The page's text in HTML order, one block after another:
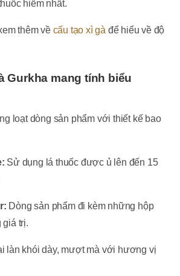
hiếm nhất.
thêm về cấu tạo xì gà để hiểu về độ
Gurkha mang tính biểu
loạt dòng sản phẩm với thiết kế bao
Sử dụng lá thuốc được ủ lên đến 15
Dòng sản phẩm đi kèm những hộp
giá trị.
làn khói dày, mượt mà với hương vị